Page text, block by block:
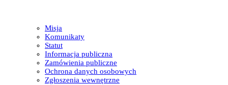
Misja
Komunikaty
Statut
Informacja publiczna
Zamówienia publiczne
Ochrona danych osobowych
Zgłoszenia wewnętrzne